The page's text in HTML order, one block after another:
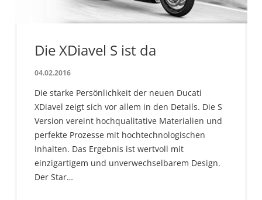
Die XDiavel S ist da
04.02.2016
Die starke Persönlichkeit der neuen Ducati
XDiavel zeigt sich vor allem in den Details. Die S
Version vereint hochqualitative Materialien und
perfekte Prozesse mit hochtechnologischen
Inhalten. Das Ergebnis ist wertvoll mit
einzigartigem und unverwechselbarem Design.
Der Star…